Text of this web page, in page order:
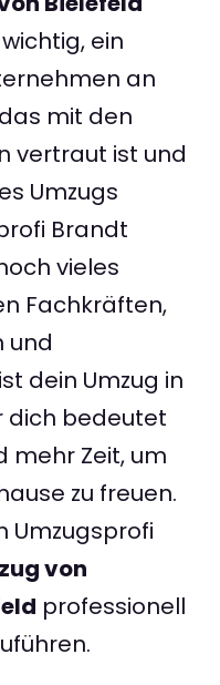
ein
an
mit den
vertraut ist und
Umzugs
Brandt
vieles
Fachkräften,
und
dein Umzug in
dich bedeutet
mehr Zeit, um
zu freuen.
Umzugsprofi
von
professionell